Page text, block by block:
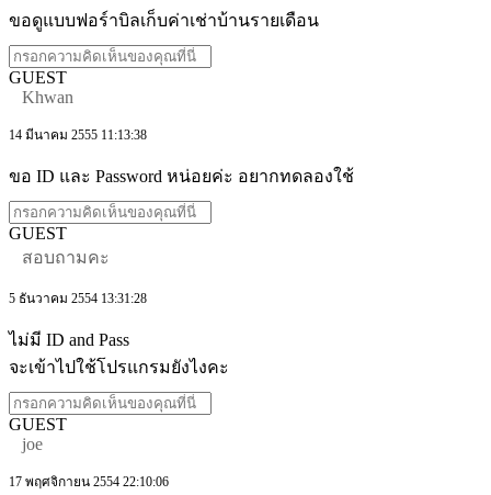
ขอดูแบบฟอร์าบิลเก็บค่าเช่าบ้านรายเดือน
GUEST
Khwan
14 มีนาคม 2555 11:13:38
ขอ ID และ Password หน่อยค่ะ อยากทดลองใช้
GUEST
สอบถามคะ
5 ธันวาคม 2554 13:31:28
ไม่มี ID and Pass
จะเข้าไปใช้โปรแกรมยังไงคะ
GUEST
joe
17 พฤศจิกายน 2554 22:10:06